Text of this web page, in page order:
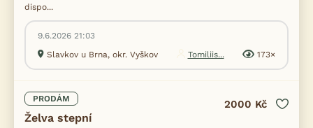
dispo...
9.6.2026 21:03
Slavkov u Brna, okr. Vyškov
Tomiliis... 173×
PRODÁM
Želva stepní
2000 Kč